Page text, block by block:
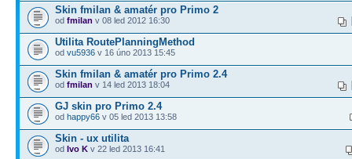
Skin fmilan & amatér pro Primo 2
od fmilan v 08 led 2012 16:30
Utilita RoutePlanningMethod
od vu5936 v 16 úno 2013 15:45
Skin fmilan & amatér pro Primo 2.4
od fmilan v 14 led 2013 18:04
GJ skin pro Primo 2.4
od happy66 v 05 led 2013 13:58
Skin - ux utilita
od Ivo K v 22 led 2013 16:41